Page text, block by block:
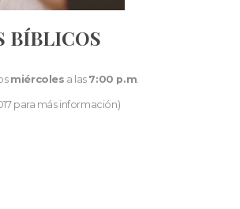
BÍBLICOS
miércoles a las 7:00 p.m.
para más información)